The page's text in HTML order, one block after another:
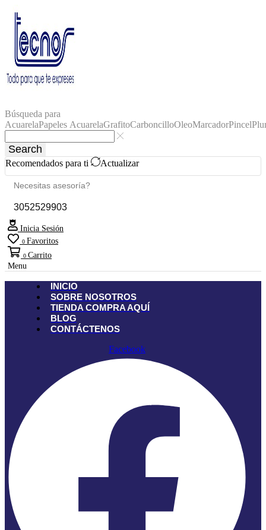
Búsqueda para
AcuarelaPapeles AcuarelaGrafitoCarboncilloOleoMarcadorPincel
Search
Recomendados para ti Actualizar
Necesitas asesoría?
3052529903
Inicia Sesión
0 Favoritos
0 Carrito
Menu
INICIO
SOBRE NOSOTROS
TIENDA COMPRA AQUÍ
BLOG
CONTÁCTENOS
Facebook